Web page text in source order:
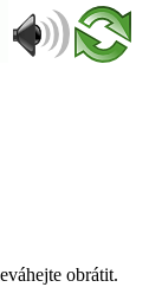
obrátit.